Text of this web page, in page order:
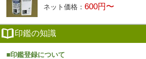
ネット価格：600円〜
印鑑の知識
■印鑑登録について